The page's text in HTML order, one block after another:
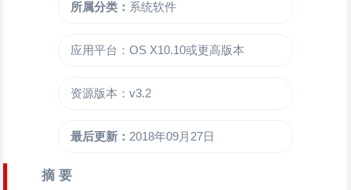
所属分类： 系统软件
应用平台：OS X10.10或更高版本
资源版本：v3.2
最后更新： 2018年09月27日
摘 要